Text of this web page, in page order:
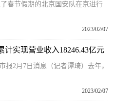
春节假期的北京国安队在京进行
2023/02/07
计实现营业收入18246.43亿元
报2月7日消息（记者谭琦）去年，
2023/02/07